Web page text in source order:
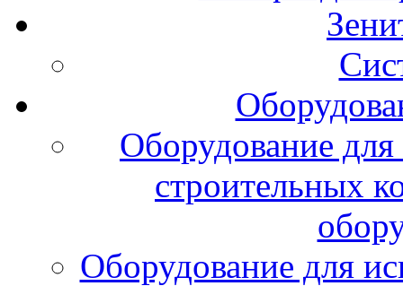
Оборудование
строительных
Оборудование для